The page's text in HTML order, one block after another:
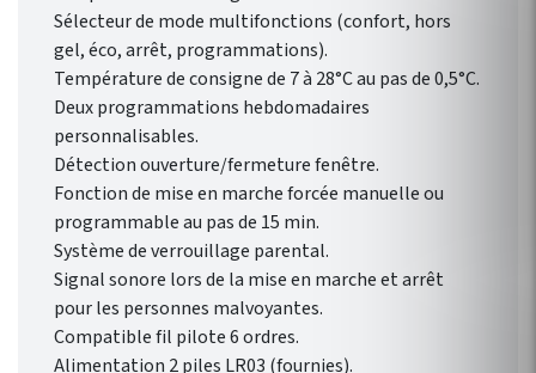
Sélecteur de mode multifonctions (confort, hors
gel, éco, arrêt, programmations).
Température de consigne de 7 à 28°C au pas de 0,5°C.
Deux programmations hebdomadaires
personnalisables.
Détection ouverture/fermeture fenêtre.
Fonction de mise en marche forcée manuelle ou
programmable au pas de 15 min.
Système de verrouillage parental.
Signal sonore lors de la mise en marche et arrêt
pour les personnes malvoyantes.
Compatible fil pilote 6 ordres.
Alimentation 2 piles LR03 (fournies).